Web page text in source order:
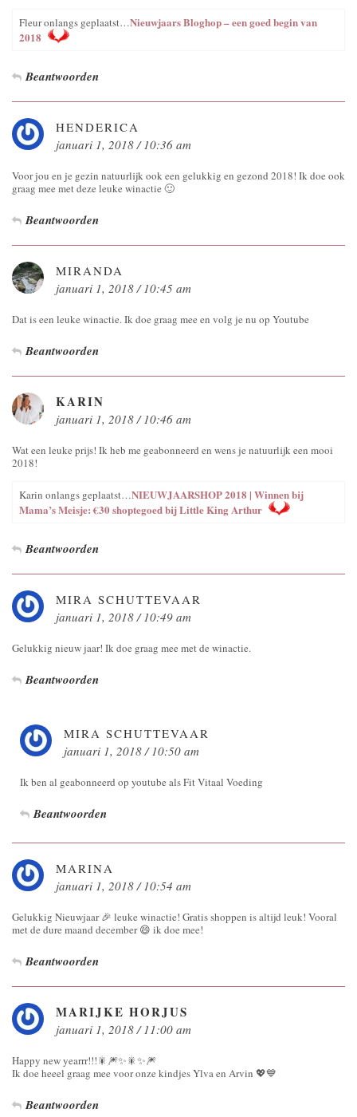
Fleur onlangs geplaatst…Nieuwjaars Bloghop – een goed begin van
2018
Beantwoorden
HENDERICA
januari 1, 2018 / 10:36 am
Voor jou en je gezin natuurlijk ook een gelukkig en gezond 2018! Ik doe ook
graag mee met deze leuke winactie 🙂
Beantwoorden
MIRANDA
januari 1, 2018 / 10:45 am
Dat is een leuke winactie. Ik doe graag mee en volg je nu op Youtube
Beantwoorden
KARIN
januari 1, 2018 / 10:46 am
Wat een leuke prijs! Ik heb me geabonneerd en wens je natuurlijk een mooi
2018!
Karin onlangs geplaatst…NIEUWJAARSHOP 2018 | Winnen bij
Mama’s Meisje: €30 shoptegoed bij Little King Arthur
Beantwoorden
MIRA SCHUTTEVAAR
januari 1, 2018 / 10:49 am
Gelukkig nieuw jaar! Ik doe graag mee met de winactie.
Beantwoorden
MIRA SCHUTTEVAAR
januari 1, 2018 / 10:50 am
Ik ben al geabonneerd op youtube als Fit Vitaal Voeding
Beantwoorden
MARINA
januari 1, 2018 / 10:54 am
Gelukkig Nieuwjaar 🎉 leuke winactie! Gratis shoppen is altijd leuk! Vooral
met de dure maand december 😄 ik doe mee!
Beantwoorden
MARIJKE HORJUS
januari 1, 2018 / 11:00 am
Happy new yearrr!!!🎇🎆✨🎇✨🎆
Ik doe heeel graag mee voor onze kindjes Ylva en Arvin 💖💙
Beantwoorden